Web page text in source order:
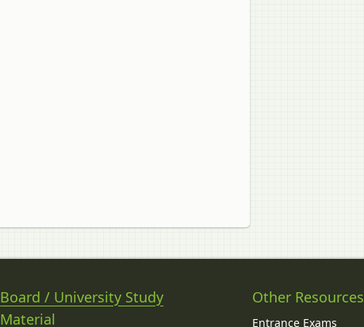
Board / University Study
Material
Other Resources
Entrance Exams